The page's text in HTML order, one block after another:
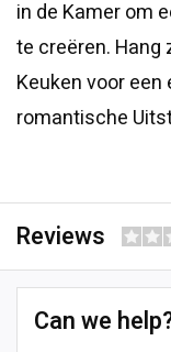
in de Kamer om
te creëren. Hang
Keuken voor
romantische
Reviews
Can we